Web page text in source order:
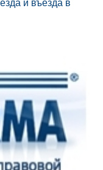
и въезда в